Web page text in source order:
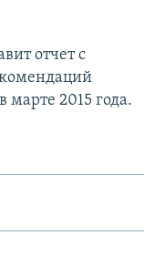
отчет с
марте 2015 года.